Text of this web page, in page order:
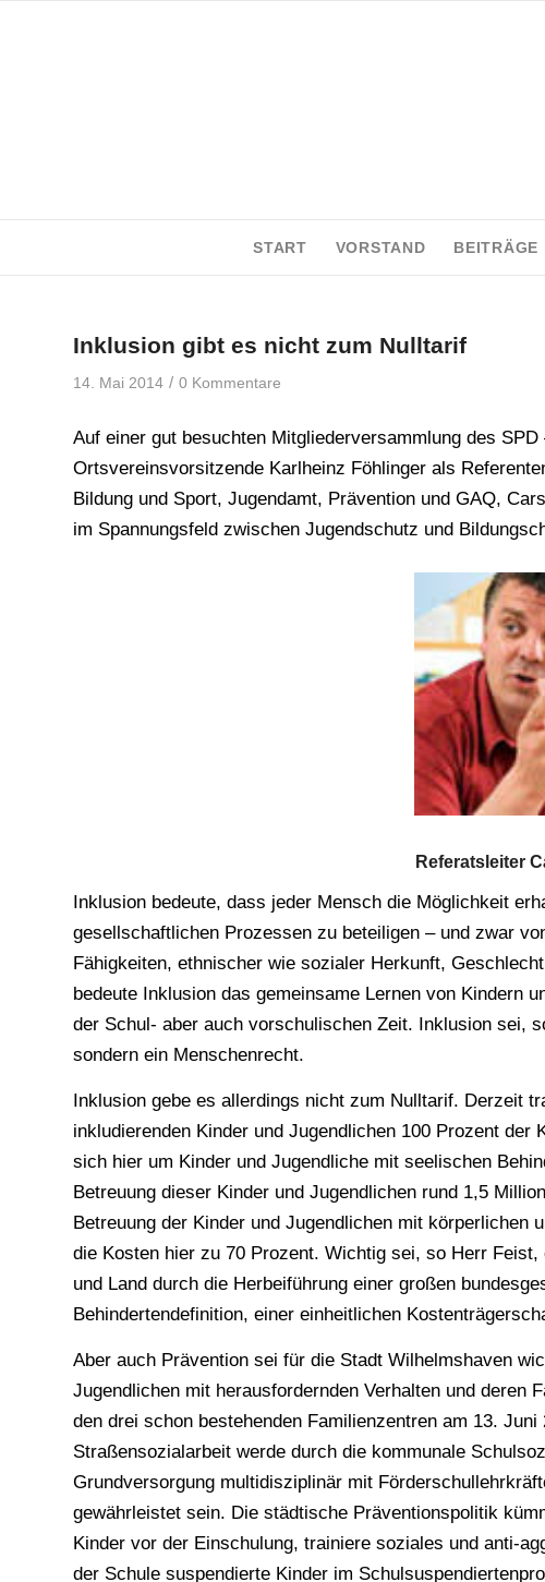
START VORSTAND BEITRÄGE
Inklusion gibt es nicht zum Nulltarif
14. Mai 2014 / 0 Kommentare
Auf einer gut besuchten Mitgliederversammlung des
Ortsvereinsvorsitzende Karlheinz Föhlinger als
Bildung und Sport, Jugendamt, Prävention und GAQ,
im Spannungsfeld zwischen Jugendschutz und
Referatsleiter
Inklusion bedeute, dass jeder Mensch die Möglichkeit
gesellschaftlichen Prozessen zu beteiligen – und zwar
Fähigkeiten, ethnischer wie sozialer Herkunft,
bedeute Inklusion das gemeinsame Lernen von Kindern
der Schul- aber auch vorschulischen Zeit. Inklusion sei,
sondern ein Menschenrecht.
Inklusion gebe es allerdings nicht zum Nulltarif. Derzeit
inkludierenden Kinder und Jugendlichen 100 Prozent
sich hier um Kinder und Jugendliche mit seelischen
Betreuung dieser Kinder und Jugendlichen rund 1,5
Betreuung der Kinder und Jugendlichen mit körperlichen
die Kosten hier zu 70 Prozent. Wichtig sei, so Herr
und Land durch die Herbeiführung einer großen
Behindertendefinition, einer einheitlichen
Aber auch Prävention sei für die Stadt Wilhelmshaven
Jugendlichen mit herausfordernden Verhalten und deren
den drei schon bestehenden Familienzentren am 13.
Straßensozialarbeit werde durch die kommunale
Grundversorgung multidisziplinär mit
gewährleistet sein. Die städtische Präventionspolitik
Kinder vor der Einschulung, trainiere soziales und anti-
der Schule suspendierte Kinder im